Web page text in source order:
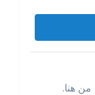
هنا.